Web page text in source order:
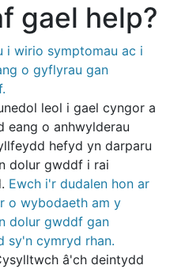
gael help?
i wirio symptomau ac i
o gyflyrau gan
leol i gael cyngor a
eang o anhwylderau
hefyd yn darparu
dolur gwddf i rai
Ewch i'r dudalen hon ar
o wybodaeth am y
dolur gwddf gan
sy'n cymryd rhan.
â'ch deintydd